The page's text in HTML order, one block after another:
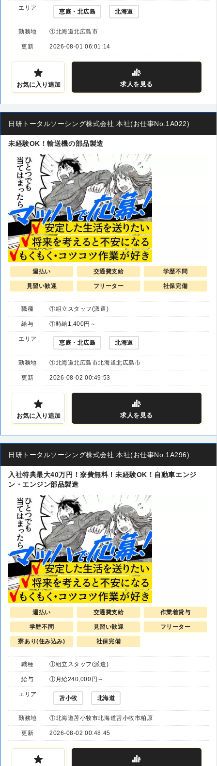
エリア
恵庭・北広島 北海道
勤務地 ①北海道北広島市
更新 2026-08-01 06:01:14
お気に入り追加 求人を見る
日研トータルソーシング株式会社 本社(お仕事No.1A022)
未経験OK！輸送機の部品製造
週払い 交通費支給 学歴不問
見習い歓迎 フリーター 社保完備
職種 ①組立スタッフ(派遣)
給与 ①時給1,400円～
エリア
恵庭・北広島 北海道
勤務地 ①北海道北広島市北海道北広島市
更新 2026-08-02 00:49:53
お気に入り追加 求人を見る
日研トータルソーシング株式会社 本社(お仕事No.1A296)
入社特典最大40万円！寮費無料！未経験OK！自動車エンジ
ン・エンジン部品製造
週払い 交通費支給 作業着貸与
学歴不問 見習い歓迎 フリーター
寮あり(住み込み) 社保完備
職種 ①組立スタッフ(派遣)
給与 ①月給240,000円～
エリア
苫小牧 北海道
勤務地 ①北海道苫小牧市北海道苫小牧市柏原
更新 2026-08-02 00:48:45